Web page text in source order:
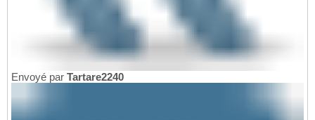
Envoyé par Tartare2240